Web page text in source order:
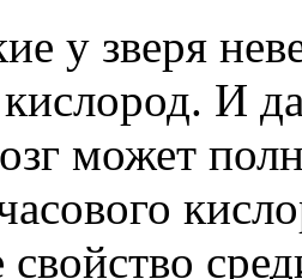
у зверя
кислород. И
может
свойство